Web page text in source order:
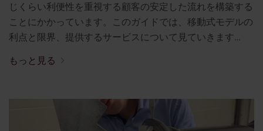
じくらい利便性を重視する顧客の安定した流れを構築する
ことにかかっています。このガイドでは、移動式モデルの
利点と限界、提供するサービスについて見ていきます…
もっと見る